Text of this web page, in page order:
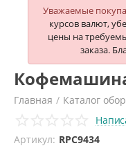
Уважаемые
курсов валют,
цены на
заказа.
Главная / Каталог
/
Артикул: RPC9434